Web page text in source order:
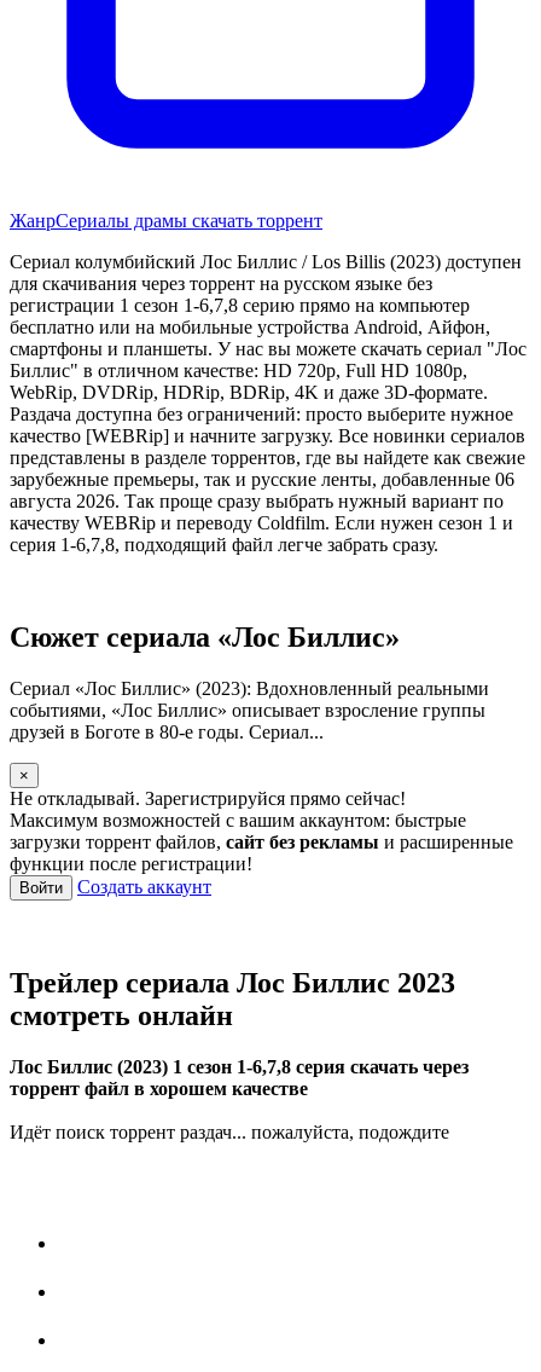
ЖанрСериалы драмы скачать торрент
Сериал колумбийский Лос Биллис / Los Billis (2023) доступен
для скачивания через торрент на русском языке без
регистрации 1 сезон 1-6,7,8 серию прямо на компьютер
бесплатно или на мобильные устройства Android, Айфон,
смартфоны и планшеты. У нас вы можете скачать сериал "Лос
Биллис" в отличном качестве: HD 720p, Full HD 1080p,
WebRip, DVDRip, HDRip, BDRip, 4K и даже 3D-формате.
Раздача доступна без ограничений: просто выберите нужное
качество [WEBRip] и начните загрузку. Все новинки сериалов
представлены в разделе торрентов, где вы найдете как свежие
зарубежные премьеры, так и русские ленты, добавленные 06
августа 2026. Так проще сразу выбрать нужный вариант по
качеству WEBRip и переводу Coldfilm. Если нужен сезон 1 и
серия 1-6,7,8, подходящий файл легче забрать сразу.
Сюжет сериала «Лос Биллис»
Сериал «Лос Биллис» (2023): Вдохновленный реальными
событиями, «Лос Биллис» описывает взросление группы
друзей в Боготе в 80-е годы. Сериал...
×
Не откладывай. Зарегистрируйся прямо сейчас!
Максимум возможностей с вашим аккаунтом: быстрые
загрузки торрент файлов, сайт без рекламы и расширенные
функции после регистрации!
Войти Создать аккаунт
Трейлер сериала Лос Биллис 2023
смотреть онлайн
Лос Биллис (2023) 1 сезон 1-6,7,8 серия скачать через
торрент файл в хорошем качестве
Идёт поиск торрент раздач... пожалуйста, подождите